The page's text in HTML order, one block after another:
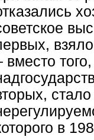
вместо
в